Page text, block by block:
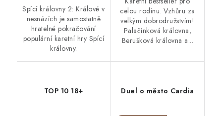
Spící královny 2: Králové v
nesnázích je samostatně
hratelné pokračování
populární karetní hry Spící
královny.
celou rodinu. Vzhůru za
velkým dobrodružstvím!
Palačinková královna,
Berušková královna a...
TOP 10 18+ Duel o město Cardia